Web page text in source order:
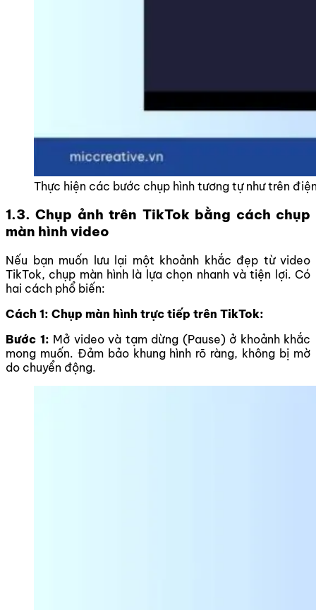
Thực hiện các bước chụp hình tương tự như trên
1.3. Chụp ảnh trên TikTok bằng cách chụp
màn hình video
Nếu bạn muốn lưu lại một khoảnh khắc đẹp từ video
TikTok, chụp màn hình là lựa chọn nhanh và tiện lợi. Có
hai cách phổ biến:
Cách 1: Chụp màn hình trực tiếp trên TikTok:
Bước 1: Mở video và tạm dừng (Pause) ở khoảnh khắc
mong muốn. Đảm bảo khung hình rõ ràng, không bị mờ
do chuyển động.